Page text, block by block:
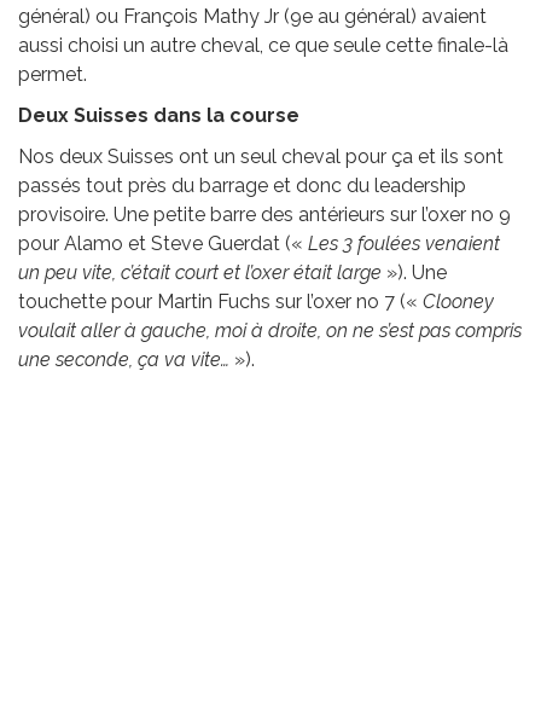
général) ou François Mathy Jr (9e au général) avaient
aussi choisi un autre cheval, ce que seule cette finale-là
permet.
Deux Suisses dans la course
Nos deux Suisses ont un seul cheval pour ça et ils sont
passés tout près du barrage et donc du leadership
provisoire. Une petite barre des antérieurs sur l’oxer no 9
pour Alamo et Steve Guerdat (« Les 3 foulées venaient
un peu vite, c’était court et l’oxer était large »). Une
touchette pour Martin Fuchs sur l’oxer no 7 (« Clooney
voulait aller à gauche, moi à droite, on ne s’est pas compris
une seconde, ça va vite… »).